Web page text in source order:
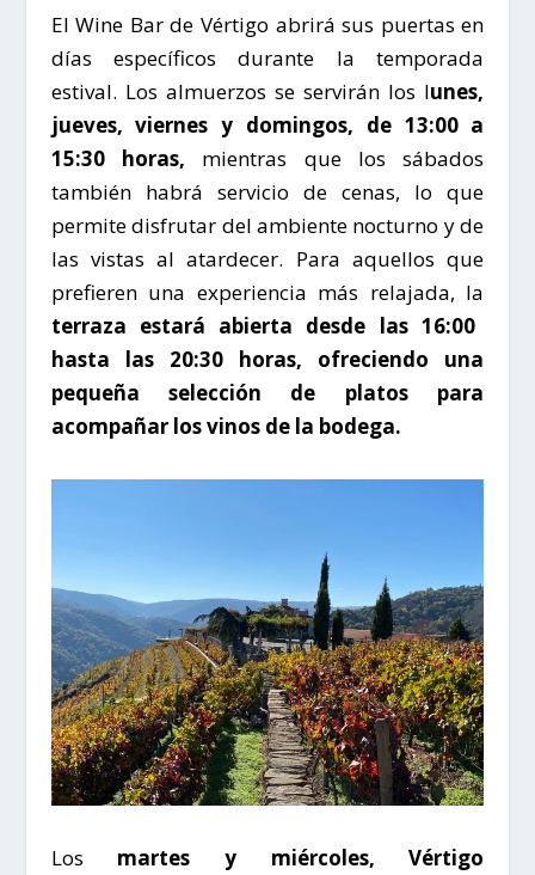
El Wine Bar de Vértigo abrirá sus puertas en
días específicos durante la temporada
estival. Los almuerzos se servirán los lunes,
jueves, viernes y domingos, de 13:00 a
15:30 horas, mientras que los sábados
también habrá servicio de cenas, lo que
permite disfrutar del ambiente nocturno y de
las vistas al atardecer. Para aquellos que
prefieren una experiencia más relajada, la
terraza estará abierta desde las 16:00
hasta las 20:30 horas, ofreciendo una
pequeña selección de platos para
acompañar los vinos de la bodega.
Los martes y miércoles, Vértigo